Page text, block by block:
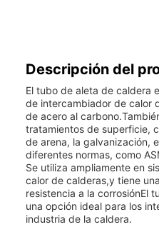
Descripción del
El tubo de aleta de caldera
de intercambiador de calor
de acero al
tratamientos de superficie,
de arena, la galvanización,
diferentes normas, como
Se utiliza ampliamente en
calor de calderas,y tiene
resistencia a la corrosiónEl
una opción ideal para los
industria de la caldera.